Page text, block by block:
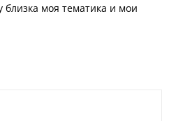
близка моя тематика и мои